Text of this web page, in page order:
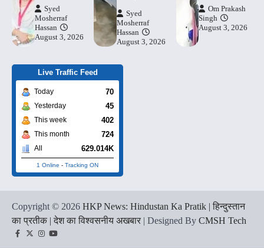
Syed
Mosherraf
Hassan
August 3, 2026
Syed
Mosherraf
Hassan
August 3, 2026
Om Prakash
Singh
August 3, 2026
Live Traffic Feed
Today 70
Yesterday 45
This week 402
This month 724
All 629.014K
1 Online - Tracking ON
Copyright © 2026 HKP News: Hindustan Ka Pratik | हिन्दुस्तान
का प्रतीक | देश का विश्वसनीय अखबार | Designed By CMSH Tech
Facebook
TwitterInstagram
YouTube